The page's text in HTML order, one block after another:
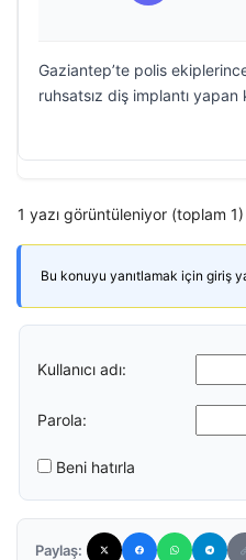
Gaziantep’te polis
ruhsatsız diş implantı yapan
1 yazı görüntüleniyor (toplam 1)
Bu konuyu yanıtlamak için giriş
Kullanıcı adı:
Parola:
Beni hatırla
Paylaş: